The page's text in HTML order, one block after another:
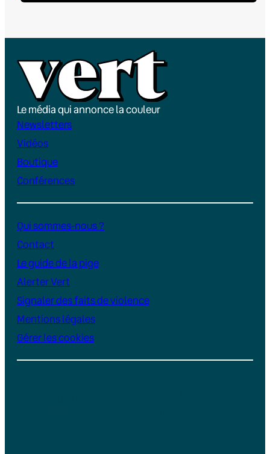
Le média qui annonce la couleur
Newsletters
Vidéos
Boutique
Conférences
Qui sommes-nous ?
Contact
Le guide de la pige
Alerter Vert
Signaler des faits de violence
Mentions légales
Gérer les cookies